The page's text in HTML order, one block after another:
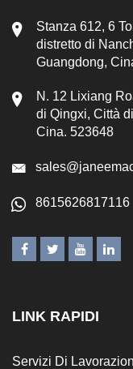
Stanza 612, 6
distretto di
Guangdong,
N. 12 Lixiang
di Qingxi, Città
Cina. 523648
8615626817116
LINK RAPIDI
Servizi Di